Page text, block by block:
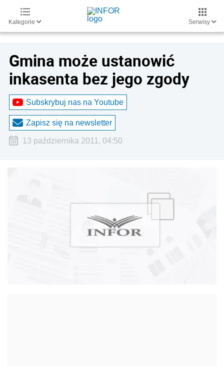
Kategorie Serwisy
Gmina może ustanowić
inkasenta bez jego zgody
Subskrybuj nas na Youtube
Zapisz się na newsletter
13 października 2011, 04:50